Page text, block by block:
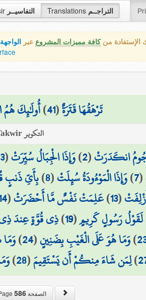
التفاسيــر Translations التراجــم
الإستفادة منكافة مميزات المشروع عبر
تَرْهَقُهَا قَتَرَةٌ(
41
)أُولَٰئِكَ هُمُ
التكوير At-Takwir
انكَدَرَتْ(
2
)وَإِذَا الْجِبَالُ سُيِّرَتْ(
3
(
7
)وَإِذَا الْمَوْءُودَةُ سُئِلَتْ(
8
)بِأَيِّ ذَنبٍ
(
13
)عَلِمَتْ نَفْسٌ مَّا أَحْضَرَتْ(
لَقَوْلُ رَسُولٍ كَرِيمٍ(
19
)ذِي قُوَّةٍ عِندَ
)وَمَا هُوَ عَلَى الْغَيْبِ بِضَنِينٍ(
24
)
)لِمَن شَاءَ مِنكُمْ أَن يَسْتَقِيمَ(
28
)
الصفحة Page586